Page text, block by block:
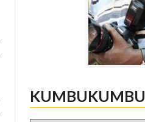
KUMBUKUMBU